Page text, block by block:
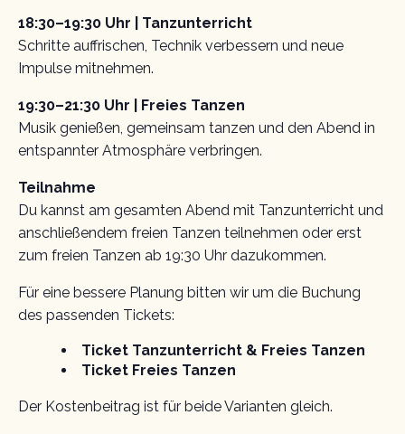
18:30–19:30 Uhr | Tanzunterricht
Schritte auffrischen, Technik verbessern und neue
Impulse mitnehmen.
19:30–21:30 Uhr | Freies Tanzen
Musik genießen, gemeinsam tanzen und den Abend in
entspannter Atmosphäre verbringen.
Teilnahme
Du kannst am gesamten Abend mit Tanzunterricht und
anschließendem freien Tanzen teilnehmen oder erst
zum freien Tanzen ab 19:30 Uhr dazukommen.
Für eine bessere Planung bitten wir um die Buchung
des passenden Tickets:
Ticket Tanzunterricht & Freies Tanzen
Ticket Freies Tanzen
Der Kostenbeitrag ist für beide Varianten gleich.